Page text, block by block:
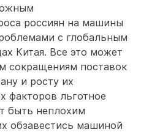
россиян на машины
с глобальным
Китая. Все это может
сокращениям поставок
и росту их
факторов льготное
быть неплохим
обзавестись машиной